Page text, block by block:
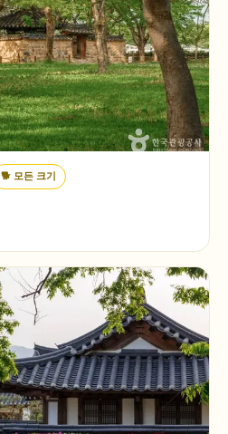
🐕 모든 크기